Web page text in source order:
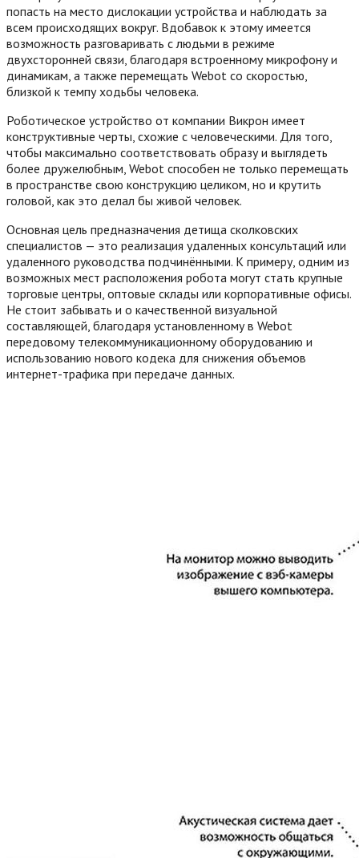
попасть на место дислокации устройства и наблюдать за
всем происходящих вокруг. Вдобавок к этому имеется
возможность разговаривать с людьми в режиме
двухсторонней связи, благодаря встроенному микрофону и
динамикам, а также перемещать Webot со скоростью,
близкой к темпу ходьбы человека.
Роботическое устройство от компании Викрон имеет
конструктивные черты, схожие с человеческими. Для того,
чтобы максимально соответствовать образу и выглядеть
более дружелюбным, Webot способен не только перемещать
в пространстве свою конструкцию целиком, но и крутить
головой, как это делал бы живой человек.
Основная цель предназначения детища сколковских
специалистов — это реализация удаленных консультаций или
удаленного руководства подчинёнными. К примеру, одним из
возможных мест расположения робота могут стать крупные
торговые центры, оптовые склады или корпоративные офисы.
Не стоит забывать и о качественной визуальной
составляющей, благодаря установленному в Webot
передовому телекоммуникационному оборудованию и
использованию нового кодека для снижения объемов
интернет-трафика при передаче данных.